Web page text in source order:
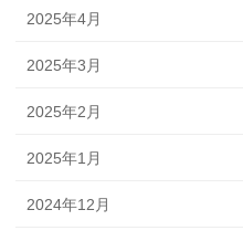
2025年4月
2025年3月
2025年2月
2025年1月
2024年12月